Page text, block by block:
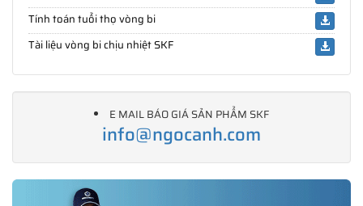
Tính toán tuổi thọ vòng bi
Tài liệu vòng bi chịu nhiệt SKF
E MAIL BÁO GIÁ SẢN PHẨM SKF
info@ngocanh.com